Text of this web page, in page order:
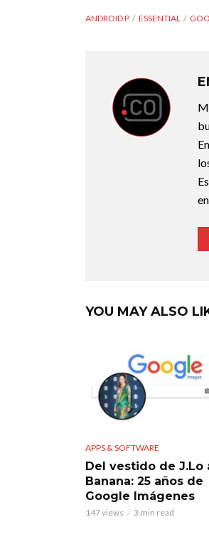
ANDROID P ESSENTIAL
YOU MAY ALSO
APPS & SOFTWARE
Del vestido de J.Lo
Banana: 25 años de
Google Imágenes
147 views 3 min read